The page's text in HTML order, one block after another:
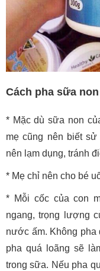
Cách pha sữa
* Mặc dù sữa non
mẹ cũng nên biết
nên lạm dụng, tránh
* Mẹ chỉ nên cho bé
* Mỗi cốc của con
ngang, trọng lượng
nước ấm. Không pha
pha quá loãng sẽ
trong sữa. Nếu pha